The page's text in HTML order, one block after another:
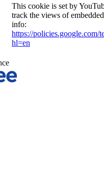
This cookie is set by
track the views of
info:
https://policies.google.com/
hl=en